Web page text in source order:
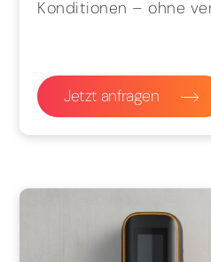
Konditionen – ohne
Jetzt anfragen